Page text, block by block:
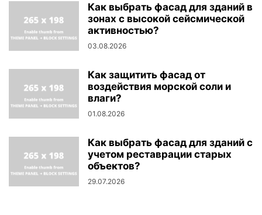
Как выбрать фасад для зданий в
зонах с высокой сейсмической
активностью?
03.08.2026
Как защитить фасад от
воздействия морской соли и
влаги?
01.08.2026
Как выбрать фасад для зданий с
учетом реставрации старых
объектов?
29.07.2026